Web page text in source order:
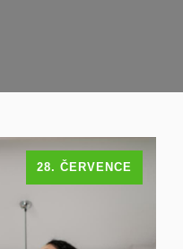
28. ČERVENCE